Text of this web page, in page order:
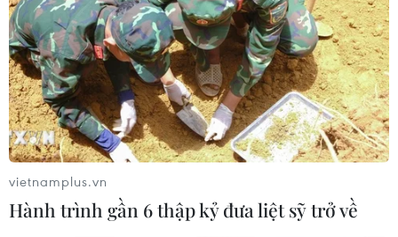
TIN CÙNG CHUYÊN MỤC
Cứu sống trẻ sinh cực non 25 tuần
thai, nặng gần 700 gram
09/08/2026 04:44
vietnamplus.vn
Hành trình gần 6 thập kỷ đưa liệt sỹ trở về